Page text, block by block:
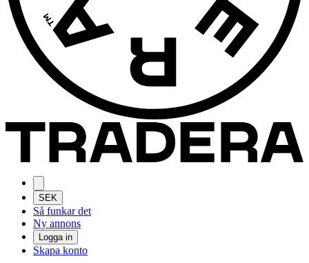
SEK
Så funkar det
Ny annons
Logga in
Skapa konto